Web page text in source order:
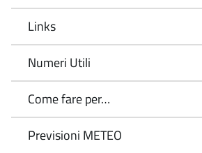
Links
Numeri Utili
Come fare per…
Previsioni METEO